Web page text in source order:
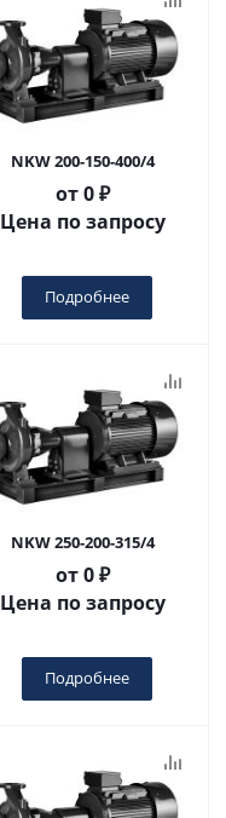
NKW 200-150-400/4
от0 ₽
Цена по запросу
Подробнее
NKW 250-200-315/4
от0 ₽
Цена по запросу
Подробнее